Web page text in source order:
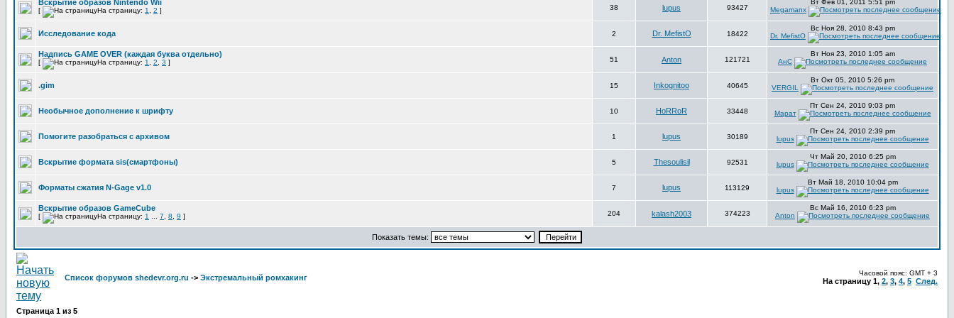
Вскрытие образов Nintendo Wii
[ На страницу: 1 2 ] 38 lupus 93427
Вт Фев 01, 2011 5:51 pm
Megamanx
Исследование кода 2 Dr. MefistO 18422
Вс Ноя 28, 2010 8:43 pm
Dr. MefistO
Надпись GAME OVER (каждая буква отдельно)
[ На страницу: 1 2 3 ] 51 Anton 121721
Вт Ноя 23, 2010 1:05 am
АнС
.gim 15 Inkognitoo 40645
Вт Окт 05, 2010 5:26 pm
VERGIL
Необычное дополнение к шрифту 10 HoRRoR 33448
Пт Сен 24, 2010 9:03 pm
Марат
Помогите разобраться с архивом 1 lupus 30189
Пт Сен 24, 2010 2:39 pm
lupus
Вскрытие формата sis(смартфоны) 5 Thesoulisil 92531
Чт Май 20, 2010 6:25 pm
lupus
Форматы сжатия N-Gage v1.0 7 lupus 113129
Вт Май 18, 2010 10:04 pm
lupus
Вскрытие образов GameCube
[ На страницу: 1 7 8 9 ] 204 kalash2003 374223
Вс Май 16, 2010 6:23 pm
Anton
Показать темы:
Список форумов shedevr.org.ru -> Экстремальный ромхакинг
Часовой пояс: GMT + 3
На страницу 1, 2, 3, 4, 5 След.
Страница 1 из 5